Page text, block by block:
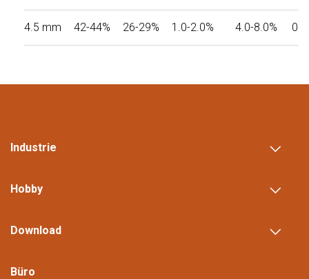
4.5 mm 42-44% 26-29% 1.0-2.0% 4.0-8.0%
Industrie
Hobby
Download
Büro